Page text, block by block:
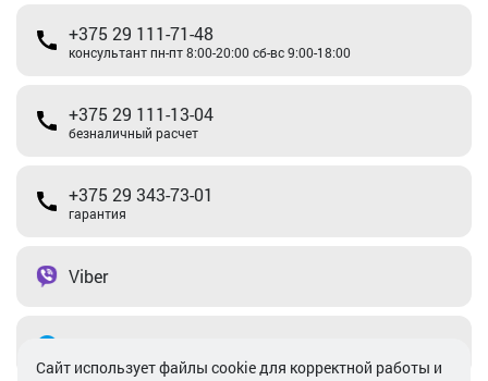
+375 29 111-71-48
консультант пн-пт 8:00-20:00 сб-вс 9:00-18:00
+375 29 111-13-04
безналичный расчет
+375 29 343-73-01
гарантия
Viber
Cайт использует файлы cookie для корректной работы и